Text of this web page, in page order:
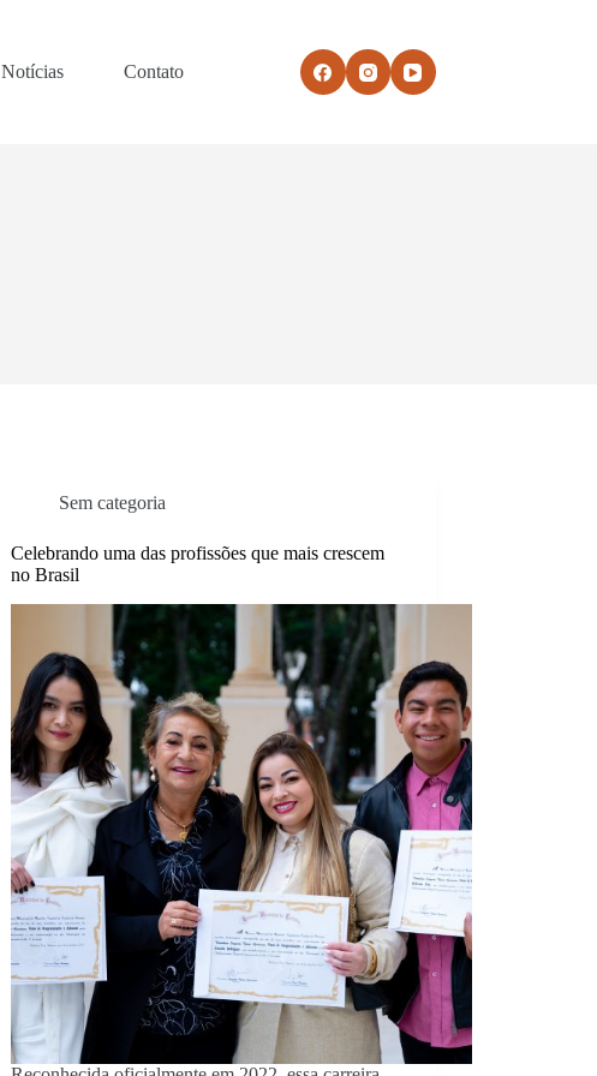
Notícias Contato
Sem categoria
Celebrando uma das profissões que mais crescem
no Brasil